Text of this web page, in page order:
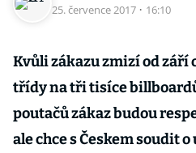
25. července 2017 · 16:10
Kvůli zákazu zmizí od září
třídy na tři tisíce
poutačů zákaz budou
ale chce s Českem soudit